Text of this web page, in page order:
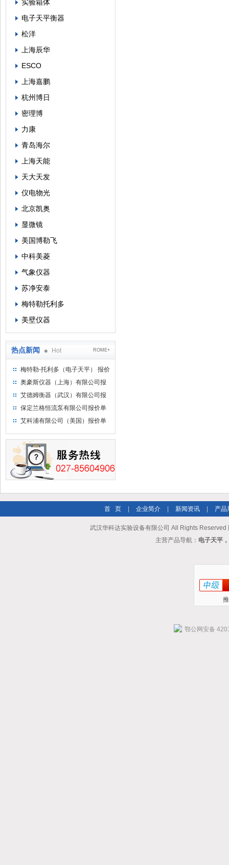
实验箱体
电子天平衡器
松洋
上海辰华
ESCO
上海嘉鹏
杭州博日
密理博
力康
青岛海尔
上海天能
天大天发
仪电物光
北京凯奥
显微镜
美国博勒飞
中科美菱
气象仪器
苏净安泰
梅特勒托利多
美壁仪器
热点新闻 Hot ROME+
梅特勒-托利多（电子天平） 报价
单
奥豪斯仪器（上海）有限公司报
价单
艾德姆衡器（武汉）有限公司报
价单
保定兰格恒流泵有限公司报价单
艾科浦有限公司（美国）报价单
首 页 企业简介 新闻资讯 产品
武汉华科达实验设备有限公司 All Rights Reserved
主营产品导航： 电子天平
鄂公网安备